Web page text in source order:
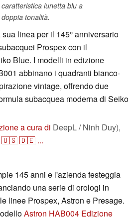
lunetta blu a
doppia tonalità.
linea per il 145° anniversario
Prospex con il
Blue. I modelli in edizione
abbinano i quadranti bianco-
vintage, offrendo due
subacquea moderna di Seiko
a cura di DeepL / Ninh Duy),
🇺🇸🇩🇪 ...
145 anni e l'azienda festeggia
una serie di orologi in
linee Prospex, Astron e Presage.
Astron HAB004 Edizione